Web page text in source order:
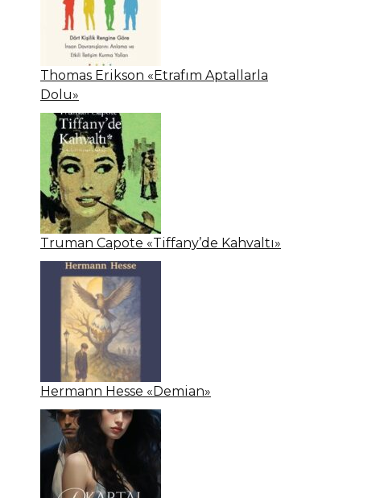
Thomas Erikson «Etrafım Aptallarla
Dolu»
Truman Capote «Tiffany’de Kahvaltı»
Hermann Hesse «Demian»